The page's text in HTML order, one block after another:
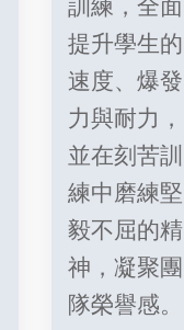
訓練，全面
提升學生的
速度、爆發
力與耐力，
並在刻苦訓
練中磨練堅
毅不屈的精
神，凝聚團
隊榮譽感。